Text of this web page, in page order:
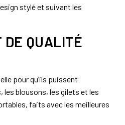
stylé et suivant les
DE QUALITÉ
pour qu’ils puissent
les blousons, les gilets et les
faits avec les meilleures